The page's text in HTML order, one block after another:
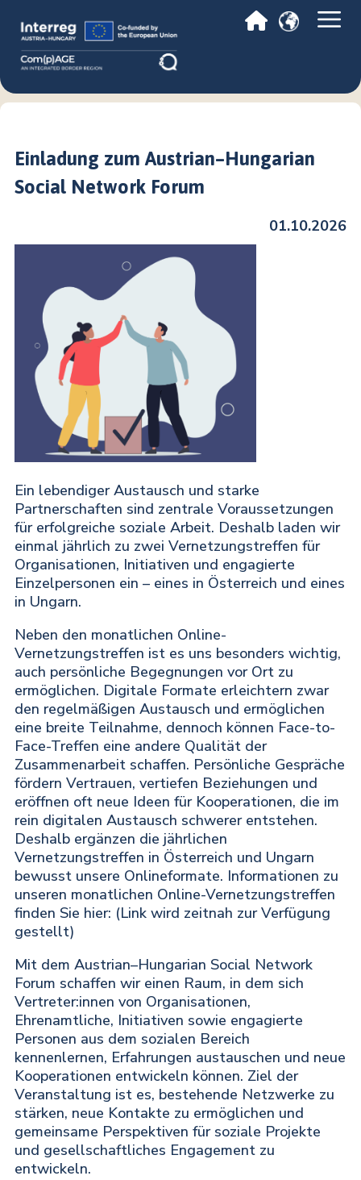
Einladung zum Austrian–Hungarian
Social Network Forum
01.10.2026
Ein lebendiger Austausch und starke
Partnerschaften sind zentrale Voraussetzungen
für erfolgreiche soziale Arbeit. Deshalb laden wir
einmal jährlich zu zweiVernetzungstreffen für
Organisationen, Initiativen und engagierte
Einzelpersonen ein – eines in Österreich und eines
in Ungarn.
Neben den monatlichen Online-
Vernetzungstreffen ist es uns besonders wichtig,
auch persönliche Begegnungen vor Ort zu
ermöglichen. Digitale Formate erleichtern zwar
den regelmäßigen Austausch und ermöglichen
eine breite Teilnahme, dennoch können Face-to-
Face-Treffen eine andere Qualität der
Zusammenarbeit schaffen. Persönliche Gespräche
fördern Vertrauen, vertiefen Beziehungen und
eröffnen oft neue Ideen für Kooperationen, die im
rein digitalen Austausch schwerer entstehen.
Deshalb ergänzen die jährlichen
Vernetzungstreffen in Österreich und Ungarn
bewusst unsere Onlineformate. Informationen zu
unseren monatlichen Online-Vernetzungstreffen
finden Sie hier: (Link wird zeitnah zur Verfügung
gestellt)
Mit demAustrian–Hungarian Social Network
Forum schaffen wir einen Raum, in dem sich
Vertreter:innen von Organisationen,
Ehrenamtliche, Initiativen sowie engagierte
Personen aus dem sozialen Bereich
kennenlernen, Erfahrungen austauschen und neue
Kooperationen entwickeln können. Ziel der
Veranstaltung ist es, bestehende Netzwerke zu
stärken, neue Kontakte zu ermöglichen und
gemeinsame Perspektiven für soziale Projekte
und gesellschaftliches Engagement zu
entwickeln.